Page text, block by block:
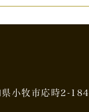
小牧市応時2-184